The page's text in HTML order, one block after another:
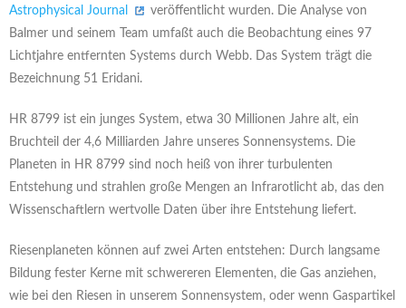
Astrophysical Journal
veröffentlicht wurden. Die Analyse von
Balmer und seinem Team umfaßt auch die Beobachtung eines 97
Lichtjahre entfernten Systems durch Webb. Das System trägt die
Bezeichnung 51 Eridani.
HR 8799 ist ein junges System, etwa 30 Millionen Jahre alt, ein
Bruchteil der 4,6 Milliarden Jahre unseres Sonnensystems. Die
Planeten in HR 8799 sind noch heiß von ihrer turbulenten
Entstehung und strahlen große Mengen an Infrarotlicht ab, das den
Wissenschaftlern wertvolle Daten über ihre Entstehung liefert.
Riesenplaneten können auf zwei Arten entstehen: Durch langsame
Bildung fester Kerne mit schwereren Elementen, die Gas anziehen,
wie bei den Riesen in unserem Sonnensystem, oder wenn Gaspartikel